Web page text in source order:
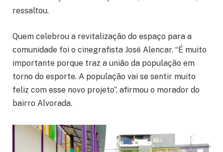
ressaltou.
Quem celebrou a revitalização do espaço para a
comunidade foi o cinegrafista José Alencar. “É muito
importante porque traz a união da população em
torno do esporte. A população vai se sentir muito
feliz com esse novo projeto”, afirmou o morador do
bairro Alvorada.